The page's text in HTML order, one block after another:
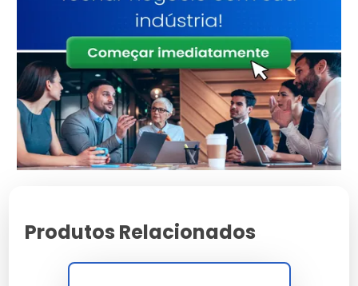
Detergentes ácidos são eficazes na remoção de
resíduos de cimento, calcário e ferrugem,
proporcionando uma limpeza profunda.
Benefícios para Indústrias
Em ambientes industriais, eles oferecem eficiência na
limpeza, reduzindo o tempo e esforço necessários.
Critérios de Escolha
Produtos Relacionados